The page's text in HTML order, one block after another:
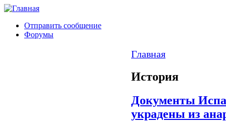
Отправить сообщение
Форумы
Главная
История
Документы
украдены из